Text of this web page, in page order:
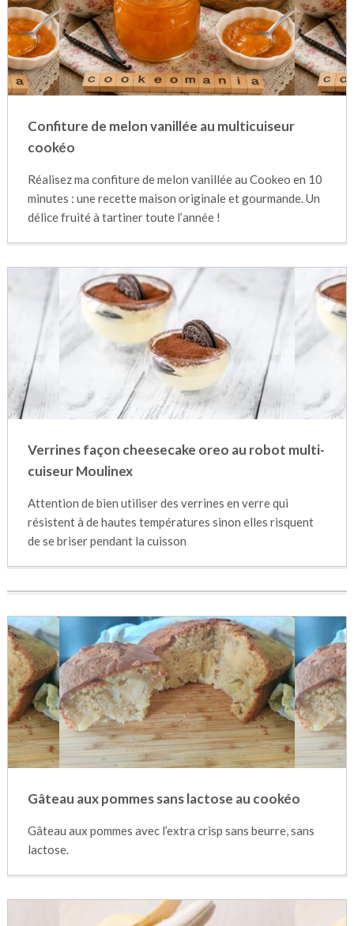
Confiture de melon vanillée au multicuiseur
cookéo
Réalisez ma confiture de melon vanillée au Cookeo en 10
minutes : une recette maison originale et gourmande. Un
délice fruité à tartiner toute l’année !
Verrines façon cheesecake oreo au robot multi-
cuiseur Moulinex
Attention de bien utiliser des verrines en verre qui
résistent à de hautes températures sinon elles risquent
de se briser pendant la cuisson
Gâteau aux pommes sans lactose au cookéo
Gâteau aux pommes avec l’extra crisp sans beurre, sans
lactose.